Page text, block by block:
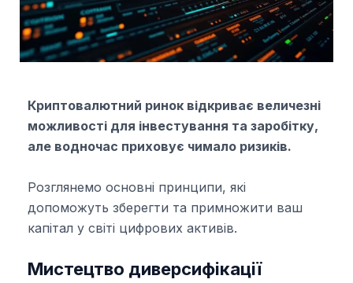
Криптовалютний ринок відкриває величезні
можливості для інвестування та заробітку,
але водночас приховує чимало ризиків.
Розглянемо основні принципи, які
допоможуть зберегти та примножити ваш
капітал у світі цифрових активів.
Мистецтво диверсифікації